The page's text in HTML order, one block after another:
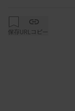
保存URLコピー